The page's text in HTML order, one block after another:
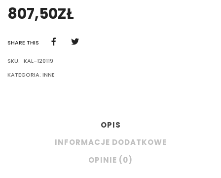
807,50ZŁ
SHARE THIS
SKU: KAL-120119
KATEGORIA: INNE
OPIS
INFORMACJE DODATKOWE
OPINIE (0)